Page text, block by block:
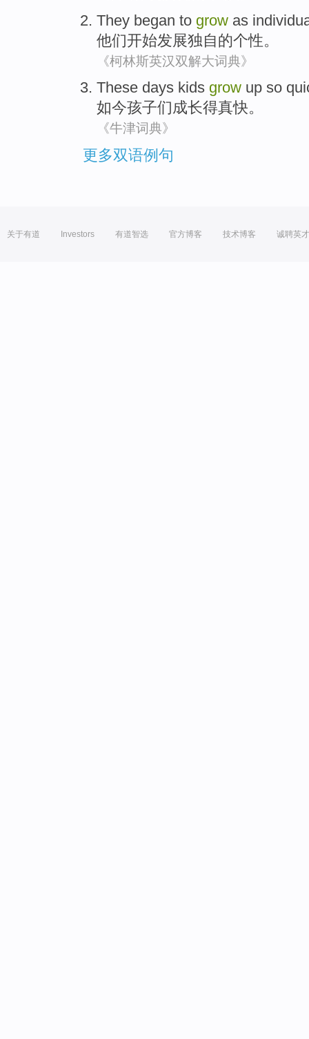
They began to grow as
他们开始发展独自的个性。
《柯林斯英汉双解大词典》
These days kids grow up so
如今孩子们成长得真快。
《牛津词典》
更多双语例句
关于有道 Investors 有道智选 官方博客 技术博客 诚聘英才